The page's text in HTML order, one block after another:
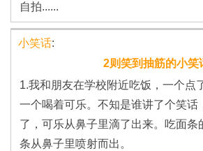
自拍......
小笑话:
2则笑到抽筋的小笑
1.我和朋友在学校附近吃饭，一个点
一个喝着可乐。不知是谁讲了个笑话
了，可乐从鼻子里滴了出来。吃面条
条从鼻子里喷射而出。